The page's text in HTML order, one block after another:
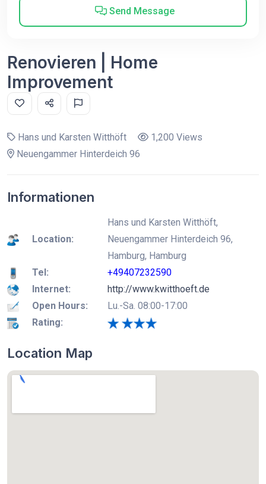
Send Message
Renovieren | Home
Improvement
Hans und Karsten Witthöft
1,200 Views
Neuengammer Hinterdeich 96
Informationen
Location:
Hans und Karsten Witthöft,
Neuengammer Hinterdeich 96,
Hamburg, Hamburg
Tel:
+49407232590
Internet:
http://www.kwitthoeft.de
Open Hours:
Lu.-Sa. 08:00-17:00
Rating:
Location Map